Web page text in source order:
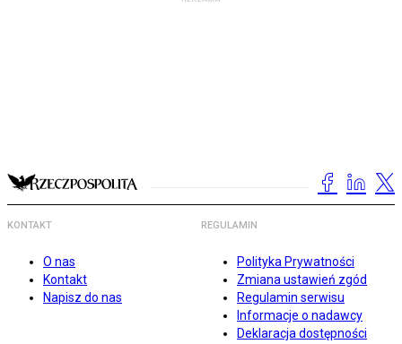
KONTAKT
O nas
Kontakt
Napisz do nas
REGULAMIN
Polityka Prywatności
Zmiana ustawień zgód
Regulamin serwisu
Informacje o nadawcy
Deklaracja dostępności